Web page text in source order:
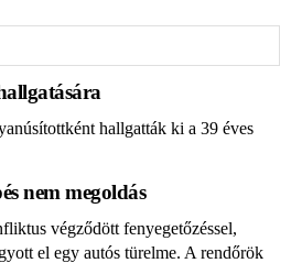
hallgatták ki a 39 éves
nem megoldás
végződött fenyegetőzéssel,
el egy autós türelme. A rendőrök